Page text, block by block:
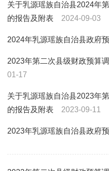
关于乳源瑶族自治县2024年
的报告及附表
2024-09-03
2024年乳源瑶族自治县政府
2023年第二次县级财政预算
01-17
关于乳源瑶族自治县2023年
的报告及附表
2023-09-11
2023年乳源瑶族自治县政府